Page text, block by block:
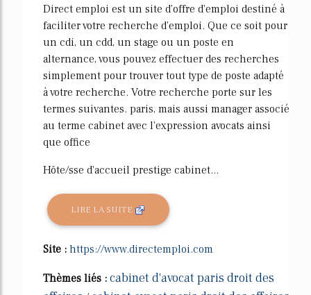
Direct emploi est un site d'offre d'emploi destiné à
faciliter votre recherche d'emploi. Que ce soit pour
un cdi, un cdd, un stage ou un poste en
alternance, vous pouvez effectuer des recherches
simplement pour trouver tout type de poste adapté
à votre recherche. Votre recherche porte sur les
termes suivantes. paris, mais aussi manager associé
au terme cabinet avec l'expression avocats ainsi
que office
Hôte/sse d'accueil prestige cabinet...
LIRE LA SUITE
Site : https://www.directemploi.com
Thèmes liés : cabinet d'avocat paris droit des